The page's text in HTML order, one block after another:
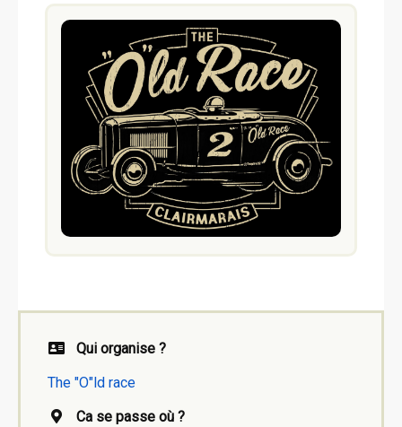
Qui organise ?
The "O"ld race
Ca se passe où ?